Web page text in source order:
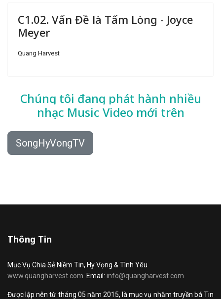
C1.02. Vấn Đề là Tấm Lòng - Joyce
Meyer
Quang Harvest
Chúng tôi đang phát hành nhiều
nhạc Music Video mới trên
SongHyVongTV
Thông Tin
Mục Vụ Chia Sẻ Niềm Tin, Hy Vọng & Tình Yêu
www.quangharvest.com Email: info@quangharvest.com
Được lập nên từ tháng 05 năm 2015, là mục vụ nhằm truyền bá Tin